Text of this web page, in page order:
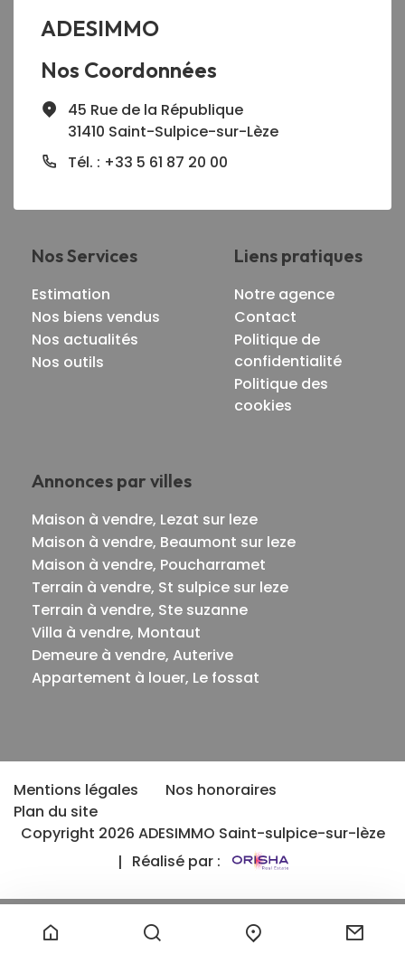
ADESIMMO
Nos Coordonnées
45 Rue de la République
31410 Saint-Sulpice-sur-Lèze
Tél. : +33 5 61 87 20 00
Nos Services
Estimation
Nos biens vendus
Nos actualités
Nos outils
Liens pratiques
Notre agence
Contact
Politique de
confidentialité
Politique des
cookies
Annonces par villes
Maison à vendre, Lezat sur leze
Maison à vendre, Beaumont sur leze
Maison à vendre, Poucharramet
Terrain à vendre, St sulpice sur leze
Terrain à vendre, Ste suzanne
Villa à vendre, Montaut
Demeure à vendre, Auterive
Appartement à louer, Le fossat
Mentions légales
Nos honoraires
Plan du site
Copyright 2026 ADESIMMO Saint-sulpice-sur-lèze
| Réalisé par :